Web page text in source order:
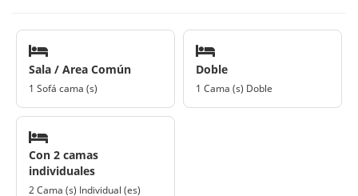
Sala / Area Común
1 Sofá cama (s)
Doble
1 Cama (s) Doble
Con 2 camas
individuales
2 Cama (s) Individual (es)